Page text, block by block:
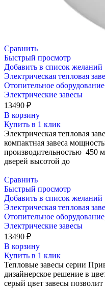
Сравнить
Быстрый просмотр
Добавить в список желаний
Электрическая тепловая
Отопительное оборудование
Электрические завесы
13490 ₽
В корзину
Купить в 1 клик
Электрическая тепловая
компактная завеса
производительностью 450
дверей высотой до
Сравнить
Быстрый просмотр
Добавить в список желаний
Электрическая тепловая
Отопительное оборудование
Электрические завесы
13490 ₽
В корзину
Купить в 1 клик
Тепловые завесы серии
дизайнерское решение в
серый цвет завесы